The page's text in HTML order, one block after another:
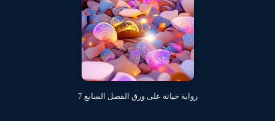
رواية خيانة على ورق الفصل السابع 7